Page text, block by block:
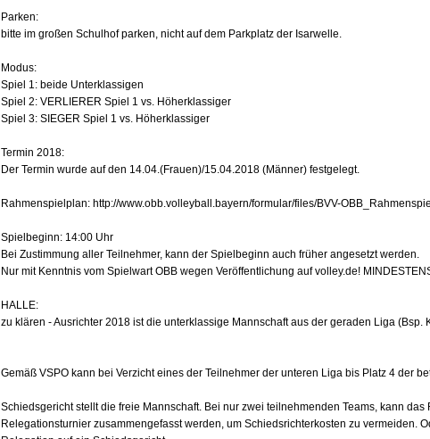
Parken:
bitte im großen Schulhof parken, nicht auf dem Parkplatz der Isarwelle.
Modus:
Spiel 1: beide Unterklassigen
Spiel 2: VERLIERER Spiel 1 vs. Höherklassiger
Spiel 3: SIEGER Spiel 1 vs. Höherklassiger
Termin 2018:
Der Termin wurde auf den 14.04.(Frauen)/15.04.2018 (Männer) festgelegt.
Rahmenspielplan: http://www.obb.volleyball.bayern/formular/files/BVV-
Spielbeginn: 14:00 Uhr
Bei Zustimmung aller Teilnehmer, kann der Spielbeginn auch früher angesetzt werden.
Nur mit Kenntnis vom Spielwart OBB wegen Veröffentlichung auf volley.de!
HALLE:
zu klären - Ausrichter 2018 ist die unterklassige Mannschaft aus der geraden Liga (Bsp.
Gemäß VSPO kann bei Verzicht eines der Teilnehmer der unteren Liga bis Platz 4 der
Schiedsgericht stellt die freie Mannschaft. Bei nur zwei teilnehmenden Teams, kann
Relegationsturnier zusammengefasst werden, um Schiedsrichterkosten zu vermeiden.